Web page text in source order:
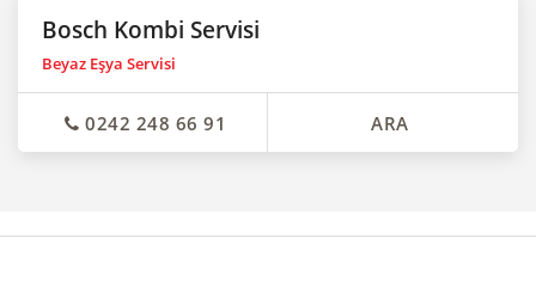
Bosch Kombi Servisi
Beyaz Eşya Servisi
0242 248 66 91 ARA